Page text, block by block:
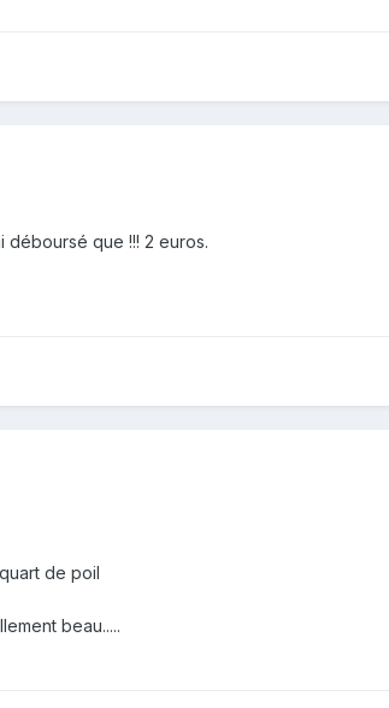
déboursé que !!! 2 euros.
de poil
beau.....